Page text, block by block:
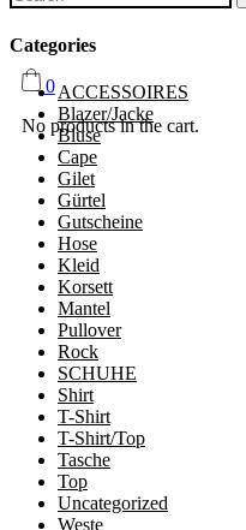
0
No products in the cart.
Categories
ACCESSOIRES
Blazer/Jacke
Bluse
Cape
Gilet
Gürtel
Gutscheine
Hose
Kleid
Korsett
Mantel
Pullover
Rock
SCHUHE
Shirt
T-Shirt
T-Shirt/Top
Tasche
Top
Uncategorized
Weste